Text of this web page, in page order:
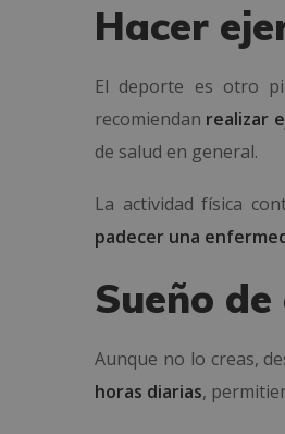
Hacer
El deporte es otro
recomiendan realizar
de salud en general.
La actividad física
padecer una
Sueño
Aunque no lo creas,
horas diarias,